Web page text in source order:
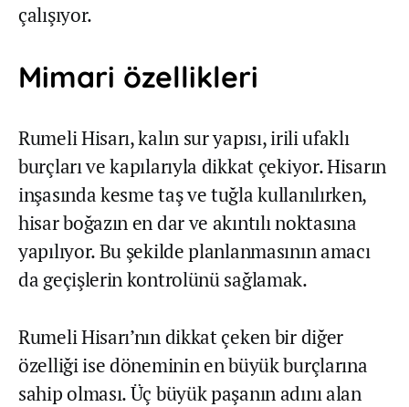
çalışıyor.
Mimari özellikleri
Rumeli Hisarı, kalın sur yapısı, irili ufaklı
burçları ve kapılarıyla dikkat çekiyor. Hisarın
inşasında kesme taş ve tuğla kullanılırken,
hisar boğazın en dar ve akıntılı noktasına
yapılıyor. Bu şekilde planlanmasının amacı
da geçişlerin kontrolünü sağlamak.
Rumeli Hisarı’nın dikkat çeken bir diğer
özelliği ise döneminin en büyük burçlarına
sahip olması. Üç büyük paşanın adını alan